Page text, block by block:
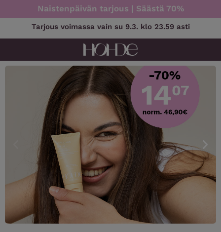
Naistenpäivän tarjous | Säästä 70%
Tarjous voimassa vain su 9.3. klo 23.59 asti